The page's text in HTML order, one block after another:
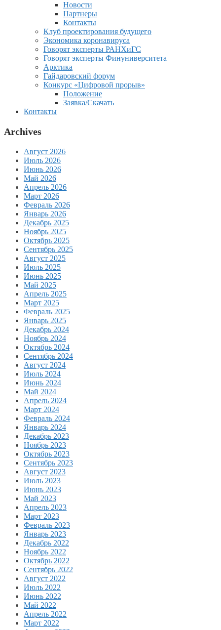
Новости
Партнеры
Контакты
Клуб проектирования будущего
Экономика коронавируса
Говорят эксперты РАНХиГС
Говорят эксперты Финуниверситета
Арктика
Гайдаровский форум
Конкурс «Цифровой прорыв»
Положение
Заявка/Скачать
Контакты
Archives
Август 2026
Июль 2026
Июнь 2026
Май 2026
Апрель 2026
Март 2026
Февраль 2026
Январь 2026
Декабрь 2025
Ноябрь 2025
Октябрь 2025
Сентябрь 2025
Август 2025
Июль 2025
Июнь 2025
Май 2025
Апрель 2025
Март 2025
Февраль 2025
Январь 2025
Декабрь 2024
Ноябрь 2024
Октябрь 2024
Сентябрь 2024
Август 2024
Июль 2024
Июнь 2024
Май 2024
Апрель 2024
Март 2024
Февраль 2024
Январь 2024
Декабрь 2023
Ноябрь 2023
Октябрь 2023
Сентябрь 2023
Август 2023
Июль 2023
Июнь 2023
Май 2023
Апрель 2023
Март 2023
Февраль 2023
Январь 2023
Декабрь 2022
Ноябрь 2022
Октябрь 2022
Сентябрь 2022
Август 2022
Июль 2022
Июнь 2022
Май 2022
Апрель 2022
Март 2022